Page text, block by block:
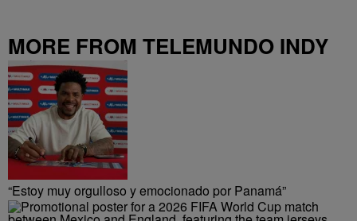
MORE FROM TELEMUNDO INDY
“Estoy muy orgulloso y emocionado por Panamá”